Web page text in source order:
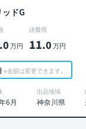
ドG
.0万円
諸費用
11.0万円
※金額は変更できます。
6月
出品地域
神奈川県